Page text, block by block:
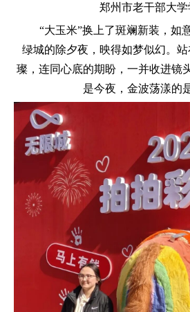
郑州市老干部大学
“大玉米”换上了斑斓新装，如
绿城的除夕夜，映得如梦似幻。
璨，连同心底的期盼，一并收进镜
是今夜，金波荡漾的